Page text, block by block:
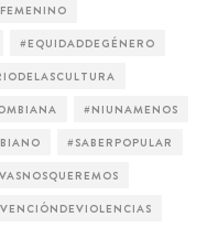
#EQUIDADDEGÉNERO
#NIUNAMENOS
#SABERPOPULAR